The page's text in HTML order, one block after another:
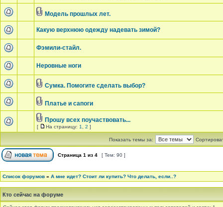
Модель прошлых лет.
Какую верхнюю одежду надевать зимой?
Фэмили-стайл.
Неровные ноги
Сумка. Помогите сделать выбор?
Платье и сапоги
Прошу всех поучаствовать...
[ На страницу: 1 2 ]
Показать темы за:
Страница 1 из 4 [ Тем: 90 ]
Список форумов » А мне идет? Стоит ли купить? Что делать, если..?
Кто сейчас на форуме